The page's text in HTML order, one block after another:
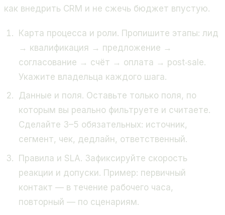
как внедрить CRM и не сжечь бюджет впустую.
Карта процесса и роли. Пропишите этапы: лид
→ квалификация → предложение →
согласование → счёт → оплата → post‑sale.
Укажите владельца каждого шага.
Данные и поля. Оставьте только поля, по
которым вы реально фильтруете и считаете.
Сделайте 3–5 обязательных: источник,
сегмент, чек, дедлайн, ответственный.
Правила и SLA. Зафиксируйте скорость
реакции и допуски. Пример: первичный
контакт — в течение рабочего часа,
повторный — по сценариям.